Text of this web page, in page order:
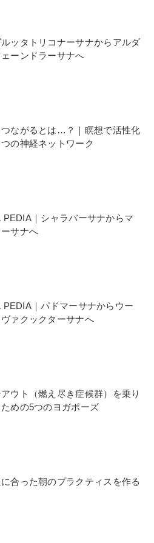
ッタトリコナーサナからアルダ
ーンドラーサナへ
ながるとは…？｜瞑想で活性化
の神経ネットワーク
PEDIA｜シャラバーサナからマ
サナへ
PEDIA｜パドマーサナからウー
ァクックターサナへ
ウト（燃え尽き症候群）を乗り
めの5つのヨガポーズ
合った朝のプラクティスを作る